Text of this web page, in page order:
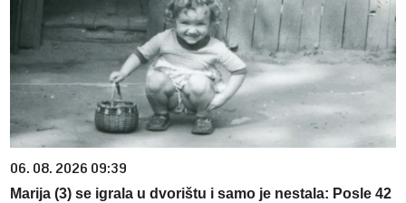
06. 08. 2026 09:39
Marija (3) se igrala u dvorištu i samo je nestala: Posle 42